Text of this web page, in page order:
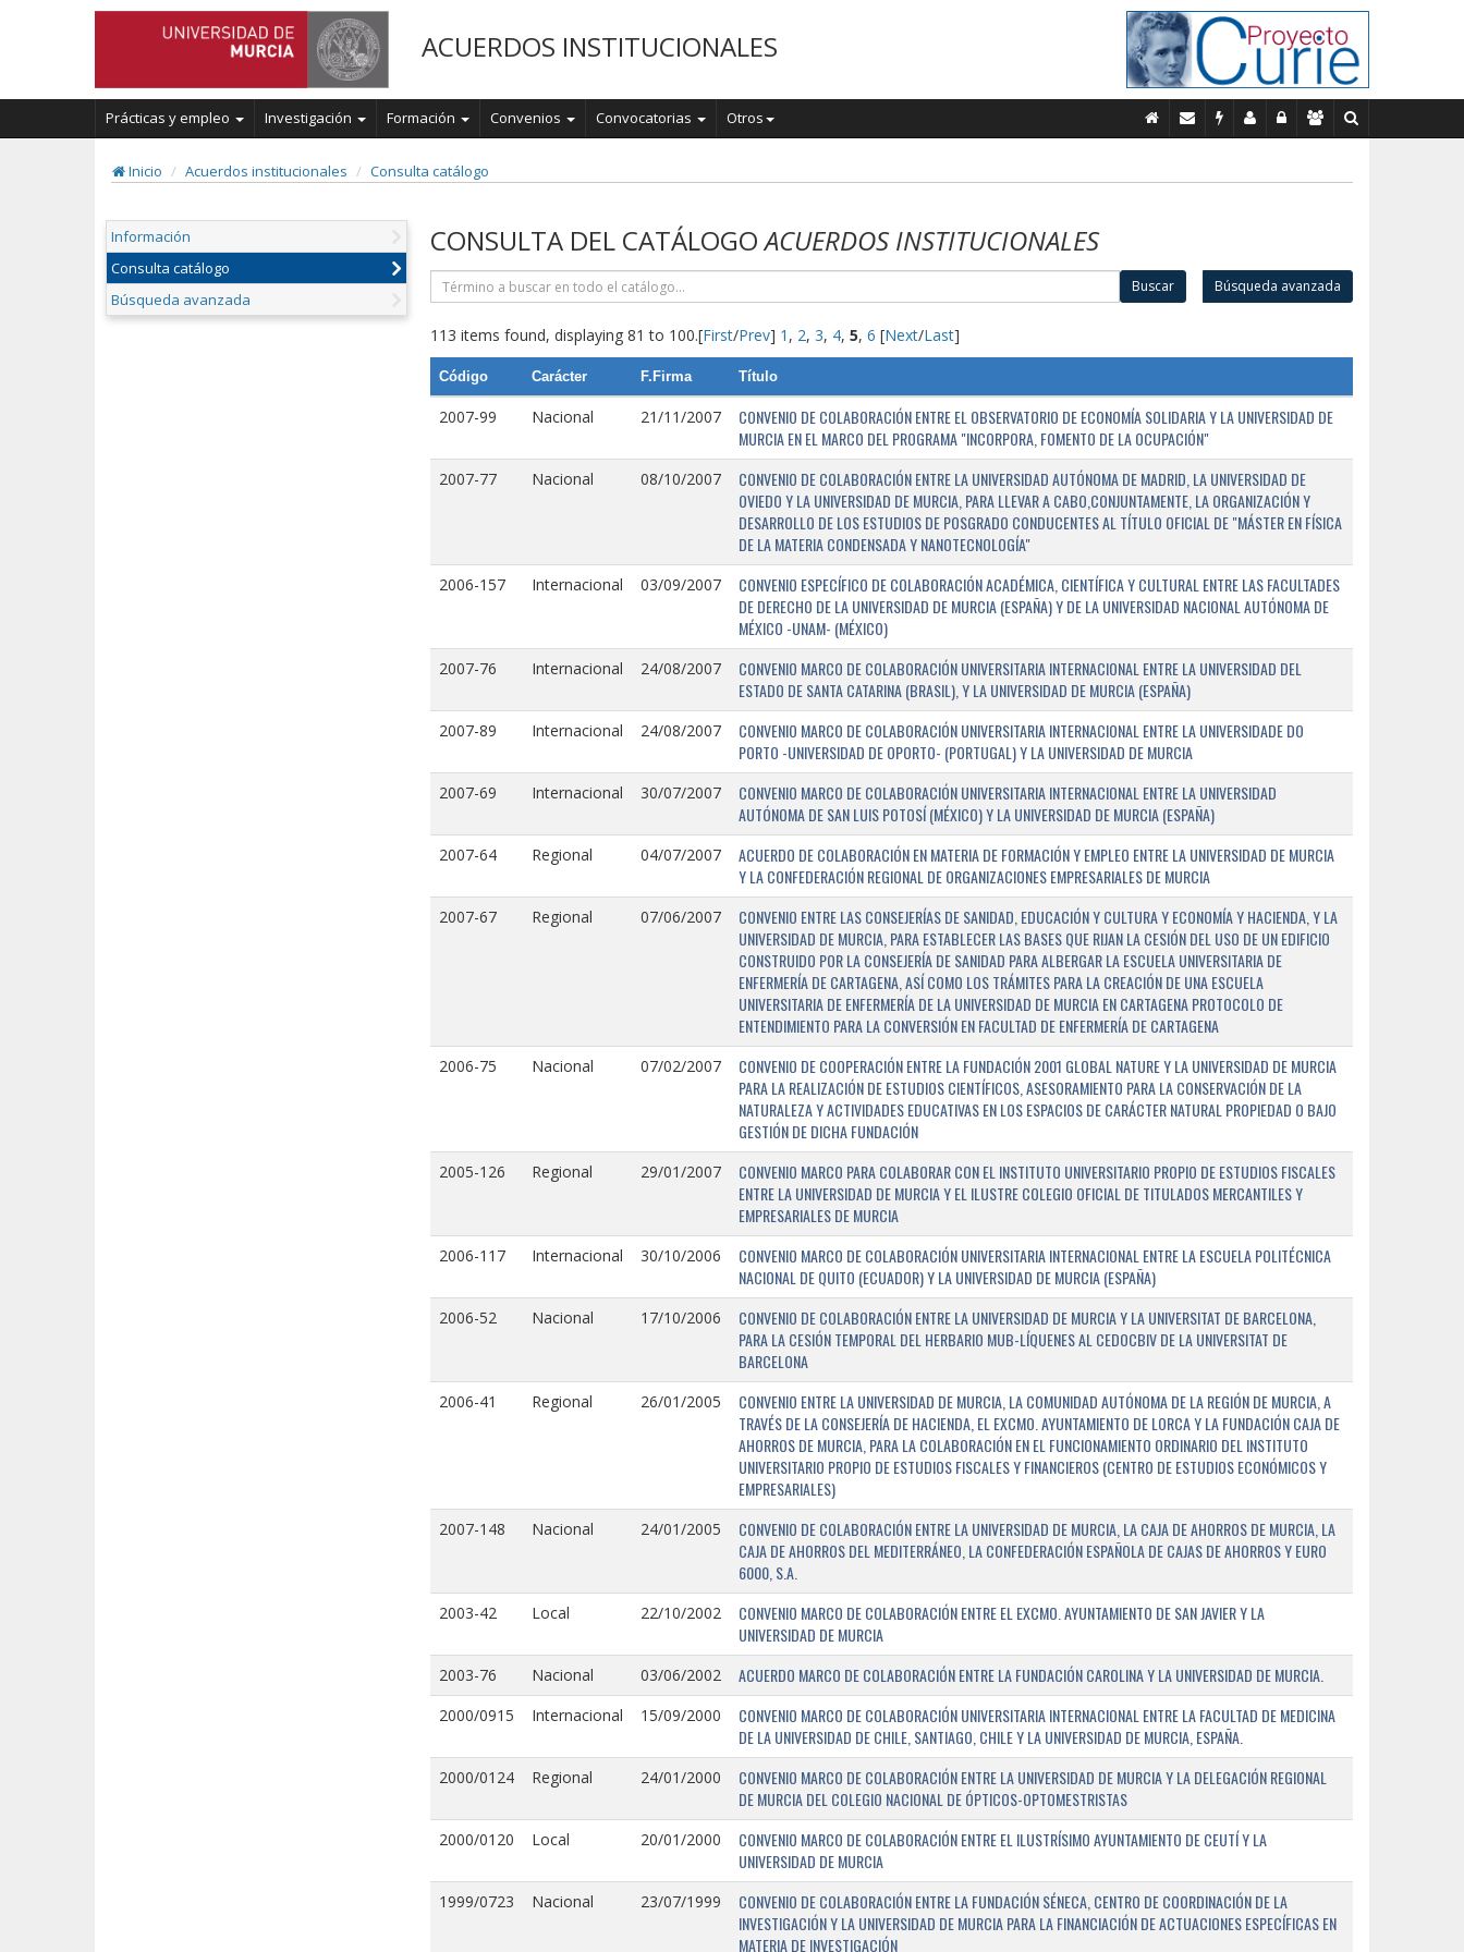
ACUERDOS INSTITUCIONALES
Prácticas y empleo Investigación Formación Convenios Convocatorias Otros
Inicio Acuerdos institucionales Consulta catálogo
Información
Consulta catálogo
Búsqueda avanzada
CONSULTA DEL CATÁLOGOACUERDOS INSTITUCIONALES
Buscar Búsqueda avanzada
113 items found, displaying 81 to 100.[First/Prev] 1 , 2, 3, 4, 5, 6 [Next/Last]
Código Carácter F.Firma Título
2007-99 Nacional 21/11/2007
CONVENIO DE COLABORACIÓN ENTRE EL OBSERVATORIO DE ECONOMÍA SOLIDARIA Y LA UNIVERSIDAD DE
MURCIA EN EL MARCO DEL PROGRAMA "INCORPORA, FOMENTO DE LA OCUPACIÓN"
2007-77 Nacional 08/10/2007
CONVENIO DE COLABORACIÓN ENTRE LA UNIVERSIDAD AUTÓNOMA DE MADRID, LA UNIVERSIDAD DE
OVIEDO Y LA UNIVERSIDAD DE MURCIA, PARA LLEVAR A CABO,CONJUNTAMENTE, LA ORGANIZACIÓN Y
DESARROLLO DE LOS ESTUDIOS DE POSGRADO CONDUCENTES AL TÍTULO OFICIAL DE "MÁSTER EN FÍSICA
DE LA MATERIA CONDENSADA Y NANOTECNOLOGÍA"
2006-157 Internacional 03/09/2007
CONVENIO ESPECÍFICO DE COLABORACIÓN ACADÉMICA, CIENTÍFICA Y CULTURAL ENTRE LAS FACULTADES
DE DERECHO DE LA UNIVERSIDAD DE MURCIA (ESPAÑA) Y DE LA UNIVERSIDAD NACIONAL AUTÓNOMA DE
MÉXICO -UNAM- (MÉXICO)
2007-76 Internacional 24/08/2007
CONVENIO MARCO DE COLABORACIÓN UNIVERSITARIA INTERNACIONAL ENTRE LA UNIVERSIDAD DEL
ESTADO DE SANTA CATARINA (BRASIL), Y LA UNIVERSIDAD DE MURCIA (ESPAÑA)
2007-89 Internacional 24/08/2007
CONVENIO MARCO DE COLABORACIÓN UNIVERSITARIA INTERNACIONAL ENTRE LA UNIVERSIDADE DO
PORTO -UNIVERSIDAD DE OPORTO- (PORTUGAL) Y LA UNIVERSIDAD DE MURCIA
2007-69 Internacional 30/07/2007
CONVENIO MARCO DE COLABORACIÓN UNIVERSITARIA INTERNACIONAL ENTRE LA UNIVERSIDAD
AUTÓNOMA DE SAN LUIS POTOSÍ (MÉXICO) Y LA UNIVERSIDAD DE MURCIA (ESPAÑA)
2007-64 Regional 04/07/2007
ACUERDO DE COLABORACIÓN EN MATERIA DE FORMACIÓN Y EMPLEO ENTRE LA UNIVERSIDAD DE MURCIA
Y LA CONFEDERACIÓN REGIONAL DE ORGANIZACIONES EMPRESARIALES DE MURCIA
2007-67 Regional 07/06/2007
CONVENIO ENTRE LAS CONSEJERÍAS DE SANIDAD, EDUCACIÓN Y CULTURA Y ECONOMÍA Y HACIENDA, Y LA
UNIVERSIDAD DE MURCIA, PARA ESTABLECER LAS BASES QUE RIJAN LA CESIÓN DEL USO DE UN EDIFICIO
CONSTRUIDO POR LA CONSEJERÍA DE SANIDAD PARA ALBERGAR LA ESCUELA UNIVERSITARIA DE
ENFERMERÍA DE CARTAGENA, ASÍ COMO LOS TRÁMITES PARA LA CREACIÓN DE UNA ESCUELA
UNIVERSITARIA DE ENFERMERÍA DE LA UNIVERSIDAD DE MURCIA EN CARTAGENA PROTOCOLO DE
ENTENDIMIENTO PARA LA CONVERSIÓN EN FACULTAD DE ENFERMERÍA DE CARTAGENA
2006-75 Nacional 07/02/2007
CONVENIO DE COOPERACIÓN ENTRE LA FUNDACIÓN 2001 GLOBAL NATURE Y LA UNIVERSIDAD DE MURCIA
PARA LA REALIZACIÓN DE ESTUDIOS CIENTÍFICOS, ASESORAMIENTO PARA LA CONSERVACIÓN DE LA
NATURALEZA Y ACTIVIDADES EDUCATIVAS EN LOS ESPACIOS DE CARÁCTER NATURAL PROPIEDAD O BAJO
GESTIÓN DE DICHA FUNDACIÓN
2005-126 Regional 29/01/2007
CONVENIO MARCO PARA COLABORAR CON EL INSTITUTO UNIVERSITARIO PROPIO DE ESTUDIOS FISCALES
ENTRE LA UNIVERSIDAD DE MURCIA Y EL ILUSTRE COLEGIO OFICIAL DE TITULADOS MERCANTILES Y
EMPRESARIALES DE MURCIA
2006-117 Internacional 30/10/2006
CONVENIO MARCO DE COLABORACIÓN UNIVERSITARIA INTERNACIONAL ENTRE LA ESCUELA POLITÉCNICA
NACIONAL DE QUITO (ECUADOR) Y LA UNIVERSIDAD DE MURCIA (ESPAÑA)
2006-52 Nacional 17/10/2006
CONVENIO DE COLABORACIÓN ENTRE LA UNIVERSIDAD DE MURCIA Y LA UNIVERSITAT DE BARCELONA,
PARA LA CESIÓN TEMPORAL DEL HERBARIO MUB-LÍQUENES AL CEDOCBIV DE LA UNIVERSITAT DE
BARCELONA
2006-41 Regional 26/01/2005
CONVENIO ENTRE LA UNIVERSIDAD DE MURCIA, LA COMUNIDAD AUTÓNOMA DE LA REGIÓN DE MURCIA, A
TRAVÉS DE LA CONSEJERÍA DE HACIENDA, EL EXCMO. AYUNTAMIENTO DE LORCA Y LA FUNDACIÓN CAJA DE
AHORROS DE MURCIA, PARA LA COLABORACIÓN EN EL FUNCIONAMIENTO ORDINARIO DEL INSTITUTO
UNIVERSITARIO PROPIO DE ESTUDIOS FISCALES Y FINANCIEROS (CENTRO DE ESTUDIOS ECONÓMICOS Y
EMPRESARIALES)
2007-148 Nacional 24/01/2005
CONVENIO DE COLABORACIÓN ENTRE LA UNIVERSIDAD DE MURCIA, LA CAJA DE AHORROS DE MURCIA, LA
CAJA DE AHORROS DEL MEDITERRÁNEO, LA CONFEDERACIÓN ESPAÑOLA DE CAJAS DE AHORROS Y EURO
6000, S.A.
2003-42 Local 22/10/2002
CONVENIO MARCO DE COLABORACIÓN ENTRE EL EXCMO. AYUNTAMIENTO DE SAN JAVIER Y LA
UNIVERSIDAD DE MURCIA
2003-76 Nacional 03/06/2002 ACUERDO MARCO DE COLABORACIÓN ENTRE LA FUNDACIÓN CAROLINA Y LA UNIVERSIDAD DE MURCIA.
2000/0915 Internacional 15/09/2000
CONVENIO MARCO DE COLABORACIÓN UNIVERSITARIA INTERNACIONAL ENTRE LA FACULTAD DE MEDICINA
DE LA UNIVERSIDAD DE CHILE, SANTIAGO, CHILE Y LA UNIVERSIDAD DE MURCIA, ESPAÑA.
2000/0124 Regional 24/01/2000
CONVENIO MARCO DE COLABORACIÓN ENTRE LA UNIVERSIDAD DE MURCIA Y LA DELEGACIÓN REGIONAL
DE MURCIA DEL COLEGIO NACIONAL DE ÓPTICOS-OPTOMESTRISTAS
2000/0120 Local 20/01/2000
CONVENIO MARCO DE COLABORACIÓN ENTRE EL ILUSTRÍSIMO AYUNTAMIENTO DE CEUTÍ Y LA
UNIVERSIDAD DE MURCIA
1999/0723 Nacional 23/07/1999
CONVENIO DE COLABORACIÓN ENTRE LA FUNDACIÓN SÉNECA, CENTRO DE COORDINACIÓN DE LA
INVESTIGACIÓN Y LA UNIVERSIDAD DE MURCIA PARA LA FINANCIACIÓN DE ACTUACIONES ESPECÍFICAS EN
MATERIA DE INVESTIGACIÓN